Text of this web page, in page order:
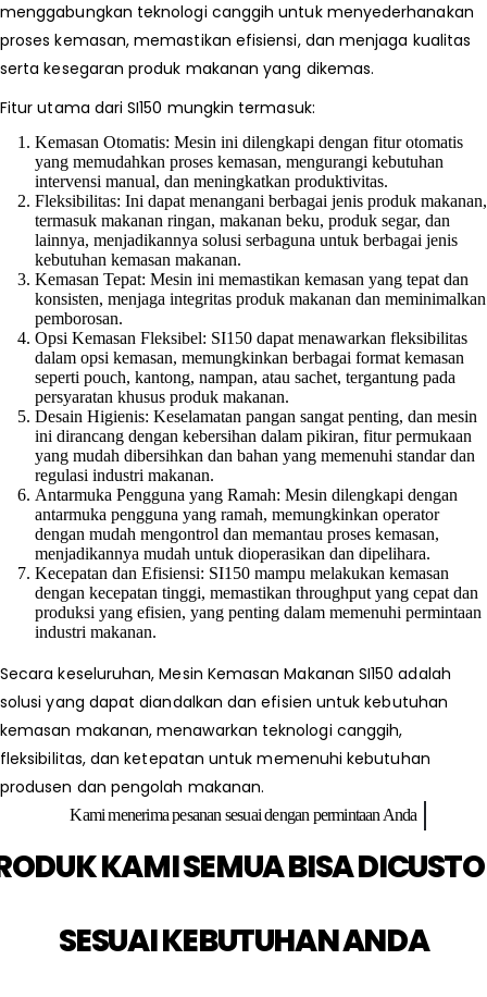
menggabungkan teknologi canggih untuk menyederhanakan
proses kemasan, memastikan efisiensi, dan menjaga kualitas
serta kesegaran produk makanan yang dikemas.
Fitur utama dari SI150 mungkin termasuk:
Kemasan Otomatis: Mesin ini dilengkapi dengan fitur otomatis
yang memudahkan proses kemasan, mengurangi kebutuhan
intervensi manual, dan meningkatkan produktivitas.
Fleksibilitas: Ini dapat menangani berbagai jenis produk makanan,
termasuk makanan ringan, makanan beku, produk segar, dan
lainnya, menjadikannya solusi serbaguna untuk berbagai jenis
kebutuhan kemasan makanan.
Kemasan Tepat: Mesin ini memastikan kemasan yang tepat dan
konsisten, menjaga integritas produk makanan dan meminimalkan
pemborosan.
Opsi Kemasan Fleksibel: SI150 dapat menawarkan fleksibilitas
dalam opsi kemasan, memungkinkan berbagai format kemasan
seperti pouch, kantong, nampan, atau sachet, tergantung pada
persyaratan khusus produk makanan.
Desain Higienis: Keselamatan pangan sangat penting, dan mesin
ini dirancang dengan kebersihan dalam pikiran, fitur permukaan
yang mudah dibersihkan dan bahan yang memenuhi standar dan
regulasi industri makanan.
Antarmuka Pengguna yang Ramah: Mesin dilengkapi dengan
antarmuka pengguna yang ramah, memungkinkan operator
dengan mudah mengontrol dan memantau proses kemasan,
menjadikannya mudah untuk dioperasikan dan dipelihara.
Kecepatan dan Efisiensi: SI150 mampu melakukan kemasan
dengan kecepatan tinggi, memastikan throughput yang cepat dan
produksi yang efisien, yang penting dalam memenuhi permintaan
industri makanan.
Secara keseluruhan, Mesin Kemasan Makanan SI150 adalah
solusi yang dapat diandalkan dan efisien untuk kebutuhan
kemasan makanan, menawarkan teknologi canggih,
fleksibilitas, dan ketepatan untuk memenuhi kebutuhan
produsen dan pengolah makanan.
Kami menerima pesanan sesuai dengan permintaan Anda
KAMI SEMUA BISA
SESUAI KEBUTUHAN ANDA